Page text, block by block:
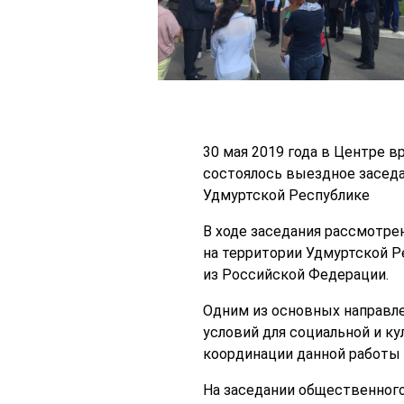
30 мая 2019 года в Центре
состоялось выездное
Удмуртской Республике
В ходе заседания
на территории Удмуртской
из Российской Федерации.
Одним из основных
условий для социальной и
координации данной
На заседании